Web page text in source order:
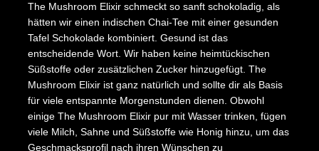
The Mushroom Elixir schmeckt so sanft schokoladig, als
hätten wir einen indischen Chai-Tee mit einer gesunden
Tafel Schokolade kombiniert. Gesund ist das
entscheidende Wort. Wir haben keine heimtückischen
Süßstoffe oder zusätzlichen Zucker hinzugefügt. The
Mushroom Elixir ist ganz natürlich und sollte dir als Basis
für viele entspannte Morgenstunden dienen. Obwohl
einige The Mushroom Elixir pur mit Wasser trinken, fügen
viele Milch, Sahne und Süßstoffe wie Honig hinzu, um das
Geschmacksprofil nach ihren Wünschen zu